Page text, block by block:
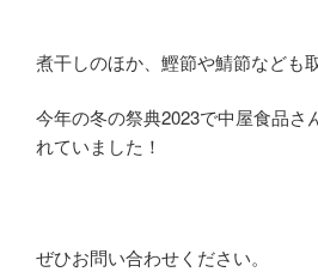
煮干しのほか、鰹節や鯖節なども
今年の冬の祭典2023で中屋食品さ
れていました！
ぜひお問い合わせください。